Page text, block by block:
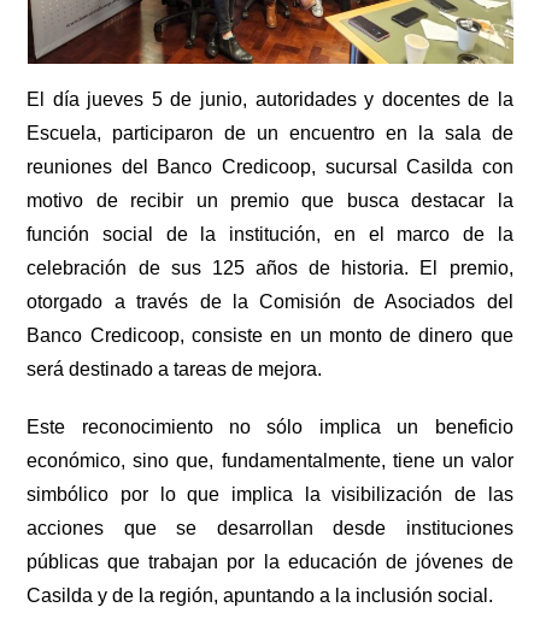
El día jueves 5 de junio, autoridades y docentes de la
Escuela, participaron de un encuentro en la sala de
reuniones del Banco Credicoop, sucursal Casilda con
motivo de recibir un premio que busca destacar la
función social de la institución, en el marco de la
celebración de sus 125 años de historia. El premio,
otorgado a través de la Comisión de Asociados del
Banco Credicoop, consiste en un monto de dinero que
será destinado a tareas de mejora.
Este reconocimiento no sólo implica un beneficio
económico, sino que, fundamentalmente, tiene un valor
simbólico por lo que implica la visibilización de las
acciones que se desarrollan desde instituciones
públicas que trabajan por la educación de jóvenes de
Casilda y de la región, apuntando a la inclusión social.